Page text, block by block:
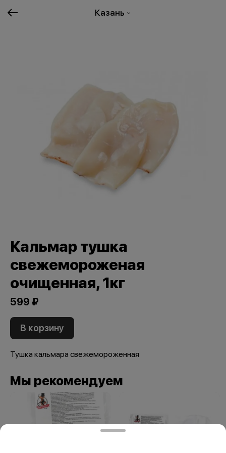
Казань
Кальмар тушка
свежемороженая
очищенная, 1кг
599 ₽
В корзину
Тушка кальмара свежемороженная
Мы рекомендуем